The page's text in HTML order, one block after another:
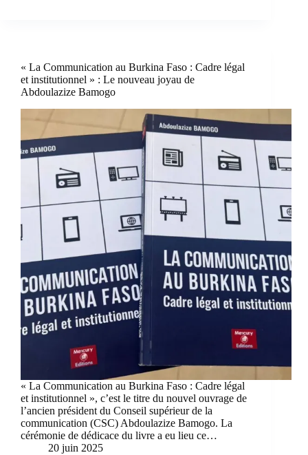
« La Communication au Burkina Faso : Cadre légal
et institutionnel » : Le nouveau joyau de
Abdoulazize Bamogo
« La Communication au Burkina Faso : Cadre légal
et institutionnel », c’est le titre du nouvel ouvrage de
l’ancien président du Conseil supérieur de la
communication (CSC) Abdoulazize Bamogo. La
cérémonie de dédicace du livre a eu lieu ce…
20 juin 2025